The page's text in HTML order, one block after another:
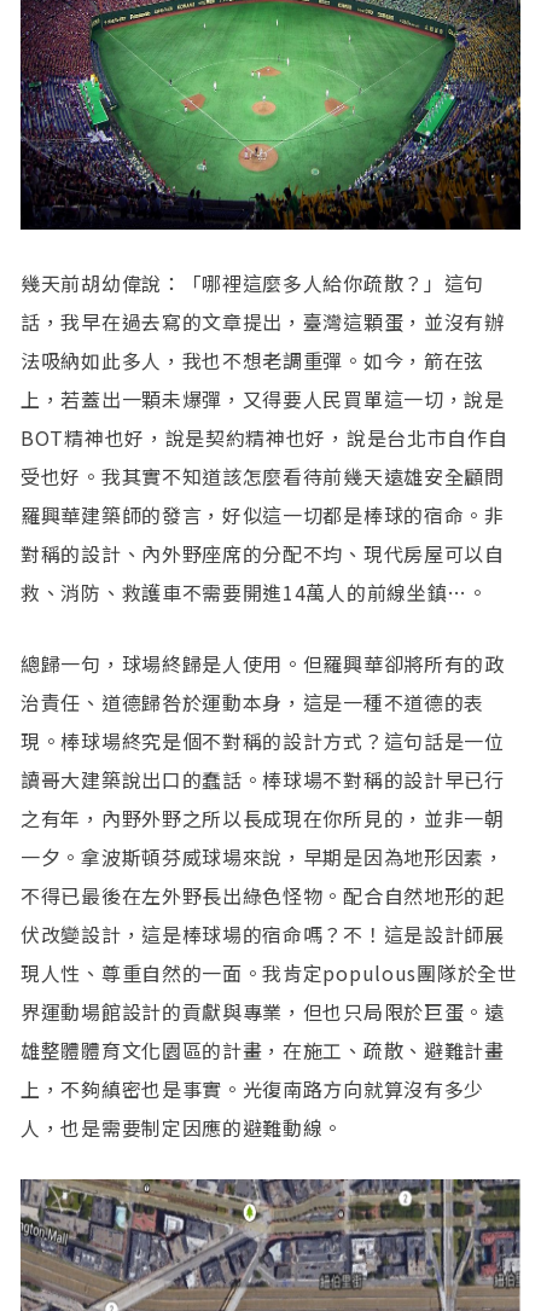
幾天前胡幼偉說：「哪裡這麼多人給你疏散？」這句
話，我早在過去寫的文章提出，臺灣這顆蛋，並沒有辦
法吸納如此多人，我也不想老調重彈。如今，箭在弦
上，若蓋出一顆未爆彈，又得要人民買單這一切，說是
BOT精神也好，說是契約精神也好，說是台北市自作自
受也好。我其實不知道該怎麼看待前幾天遠雄安全顧問
羅興華建築師的發言，好似這一切都是棒球的宿命。非
對稱的設計、內外野座席的分配不均、現代房屋可以自
救、消防、救護車不需要開進14萬人的前線坐鎮…。
總歸一句，球場終歸是人使用。但羅興華卻將所有的政
治責任、道德歸咎於運動本身，這是一種不道德的表
現。棒球場終究是個不對稱的設計方式？這句話是一位
讀哥大建築說出口的蠢話。棒球場不對稱的設計早已行
之有年，內野外野之所以長成現在你所見的，並非一朝
一夕。拿波斯頓芬威球場來說，早期是因為地形因素，
不得已最後在左外野長出綠色怪物。配合自然地形的起
伏改變設計，這是棒球場的宿命嗎？不！這是設計師展
現人性、尊重自然的一面。我肯定populous團隊於全世
界運動場館設計的貢獻與專業，但也只局限於巨蛋。遠
雄整體體育文化園區的計畫，在施工、疏散、避難計畫
上，不夠縝密也是事實。光復南路方向就算沒有多少
人，也是需要制定因應的避難動線。